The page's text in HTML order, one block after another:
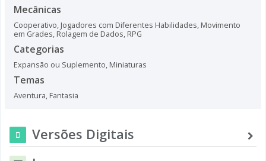
Mecânicas
Cooperativo, Jogadores com Diferentes Habilidades, Movimento
em Grades, Rolagem de Dados, RPG
Categorias
Expansão ou Suplemento, Miniaturas
Temas
Aventura, Fantasia
Versões Digitais